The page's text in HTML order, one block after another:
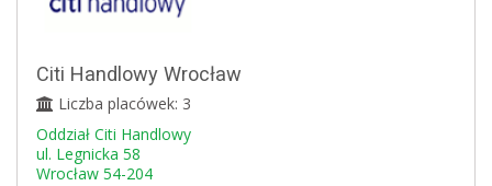
Citi Handlowy Wrocław
Liczba placówek: 3
Oddział Citi Handlowy
ul. Legnicka 58
Wrocław 54-204